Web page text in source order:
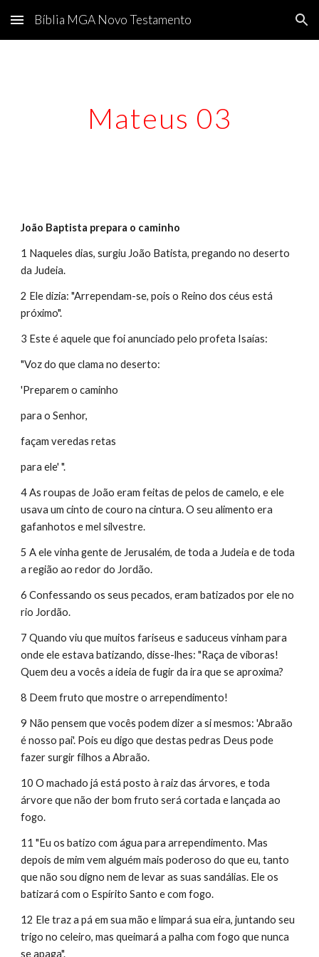
Skip to main content Skip to navigation
Bíblia MGA Novo Testamento
Mateus 03
João Baptista prepara o caminho
1 Naqueles dias, surgiu João Batista, pregando no deserto
da Judeia.
2 Ele dizia: "Arrependam-se, pois o Reino dos céus está
próximo".
3 Este é aquele que foi anunciado pelo profeta Isaías:
"Voz do que clama no deserto:
'Preparem o caminho
para o Senhor,
façam veredas retas
para ele' ".
4 As roupas de João eram feitas de pelos de camelo, e ele
usava um cinto de couro na cintura. O seu alimento era
gafanhotos e mel silvestre.
5 A ele vinha gente de Jerusalém, de toda a Judeia e de toda
a região ao redor do Jordão.
6 Confessando os seus pecados, eram batizados por ele no
rio Jordão.
7 Quando viu que muitos fariseus e saduceus vinham para
onde ele estava batizando, disse-lhes: "Raça de víboras!
Quem deu a vocês a ideia de fugir da ira que se aproxima?
8 Deem fruto que mostre o arrependimento!
9 Não pensem que vocês podem dizer a si mesmos: 'Abraão
é nosso pai'. Pois eu digo que destas pedras Deus pode
fazer surgir filhos a Abraão.
10 O machado já está posto à raiz das árvores, e toda
árvore que não der bom fruto será cortada e lançada ao
fogo.
11 "Eu os batizo com água para arrependimento. Mas
depois de mim vem alguém mais poderoso do que eu, tanto
que não sou digno nem de levar as suas sandálias. Ele os
batizará com o Espírito Santo e com fogo.
12 Ele traz a pá em sua mão e limpará sua eira, juntando seu
trigo no celeiro, mas queimará a palha com fogo que nunca
se apaga".